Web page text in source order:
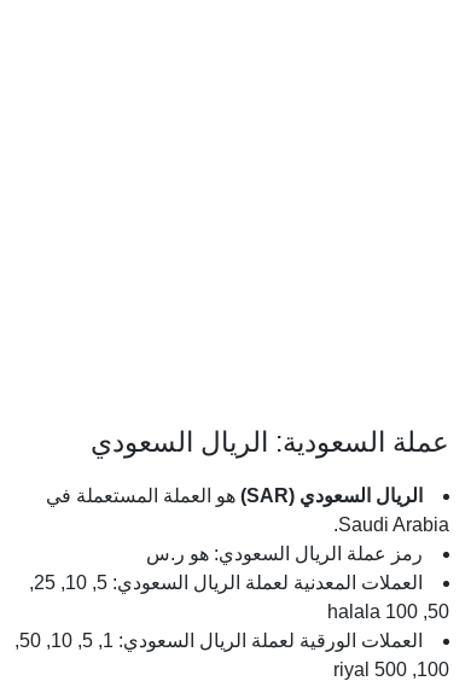
عملة السعودية: الريال السعودي
الريال السعودي (SAR)
هو العملة المستعملة في
Saudi Arabia.
رمز عملة الريال السعودي: هو ر.س
العملات المعدنية لعملة الريال السعودي: 5, 10, 25,
50, 100 halala
العملات الورقية لعملة الريال السعودي: 1, 5, 10, 50,
100, 500 riyal